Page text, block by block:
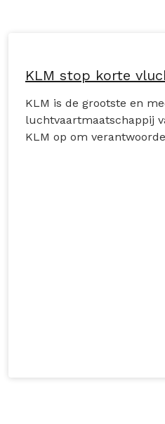
KLM stop korte
KLM is de grootste en
luchtvaartmaatschappij
KLM op om